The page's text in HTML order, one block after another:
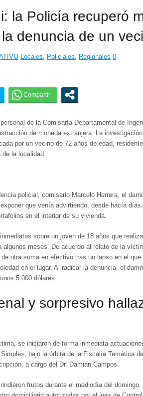
la Policía recuperó
denuncia de un
Locales, Policiales, Regionales 0
de la Comisaría Departamental de
de moneda extranjera. La
por un vecino de 72 años de edad,
de la localidad.
policial, comisario Marcelo Herrera, el
que venía advirtiendo, desde hacía
en el interior de su vivienda.
sobre un joven de 18 años que
algunos meses. De acuerdo al relato de la
otra suma en efectivo tras un lapso en el
en el lugar. Al radicar la denuncia, el
5.000 dólares.
y sorpresivo
se iniciaron de forma inmediata
, bajo la órbita de la Fiscalía Temática
a cargo del Dr. Damián Campos.
frutos durante el mediodía del